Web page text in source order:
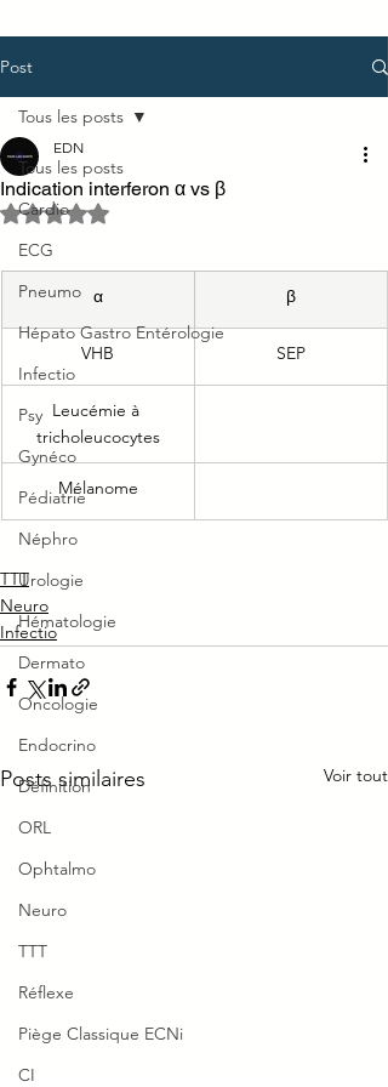
Post
Tous les posts
Cardio
ECG
Pneumo
Hépato Gastro Entérologie
Infectio
Psy
Gynéco
Pédiatrie
Néphro
Urologie
Hématologie
Dermato
Oncologie
Endocrino
Définition
ORL
Ophtalmo
Neuro
TTT
Réflexe
Piège Classique ECNi
CI
Tous les posts
Indication interferon α vs β
EDN
Noté NaN étoiles sur 5.
α β
VHB SEP
Leucémie à
tricholeucocytes
Mélanome
TTT
Neuro
Infectio
Posts similaires Voir tout